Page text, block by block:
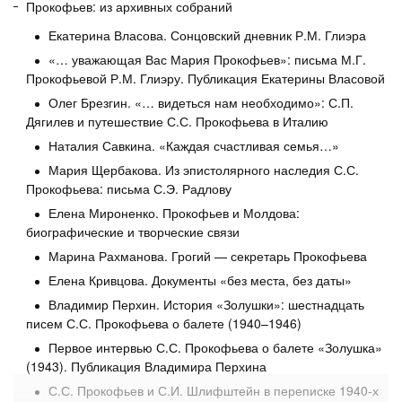
композитора — и не только. В ней с хронологической
художник; раскрываются значимые для него события,
впечатляющие широтой охвата реального
географического пространства. Сегодня нас
интересует каждая деталь, достоверно заполняющая
лакуны биографии русского классика. Особо
волнующие фрагменты книги обращены к России и к
тем общезначимым фактам, которые вошли в
летописание как трагические, «ключевые»,
«поворотные» моменты ее истории. Они показаны в
неразрывной связи и со сложными перипетиями судьбы
Сергея Сергеевича Прокофьева, и с его наследием —
осуществленными и нереализованными замыслами.
Подробное исследовательское жизнеописание вех
творческого пути отечественного композитора
ставило целью донести до читателя подлинную
историографию первой половины минувшего столетия,
Прокофьев: из архивных собраний
Екатерина Власова. Сонцовский дневник Р.М. Глиэра
«… уважающая Вас Мария Прокофьев»: письма М.Г.
Прокофьевой Р.М. Глиэру. Публикация Екатерины Власовой
Олег Брезгин. «… видеться нам необходимо»: С.П.
Дягилев и путешествие С.С. Прокофьева в Италию
Наталия Савкина. «Каждая счастливая семья…»
Мария Щербакова. Из эпистолярного наследия С.С.
Прокофьева: письма С.Э. Радлову
Елена Мироненко. Прокофьев и Молдова:
биографические и творческие связи
Марина Рахманова. Грогий — секретарь Прокофьева
Елена Кривцова. Документы «без места, без даты»
Владимир Перхин. История «Золушки»: шестнадцать
писем С.С. Прокофьева о балете (1940–1946)
Первое интервью С.С. Прокофьева о балете «Золушка»
(1943). Публикация Владимира Перхина
С.С. Прокофьев и С.И. Шлифштейн в переписке 1940-х